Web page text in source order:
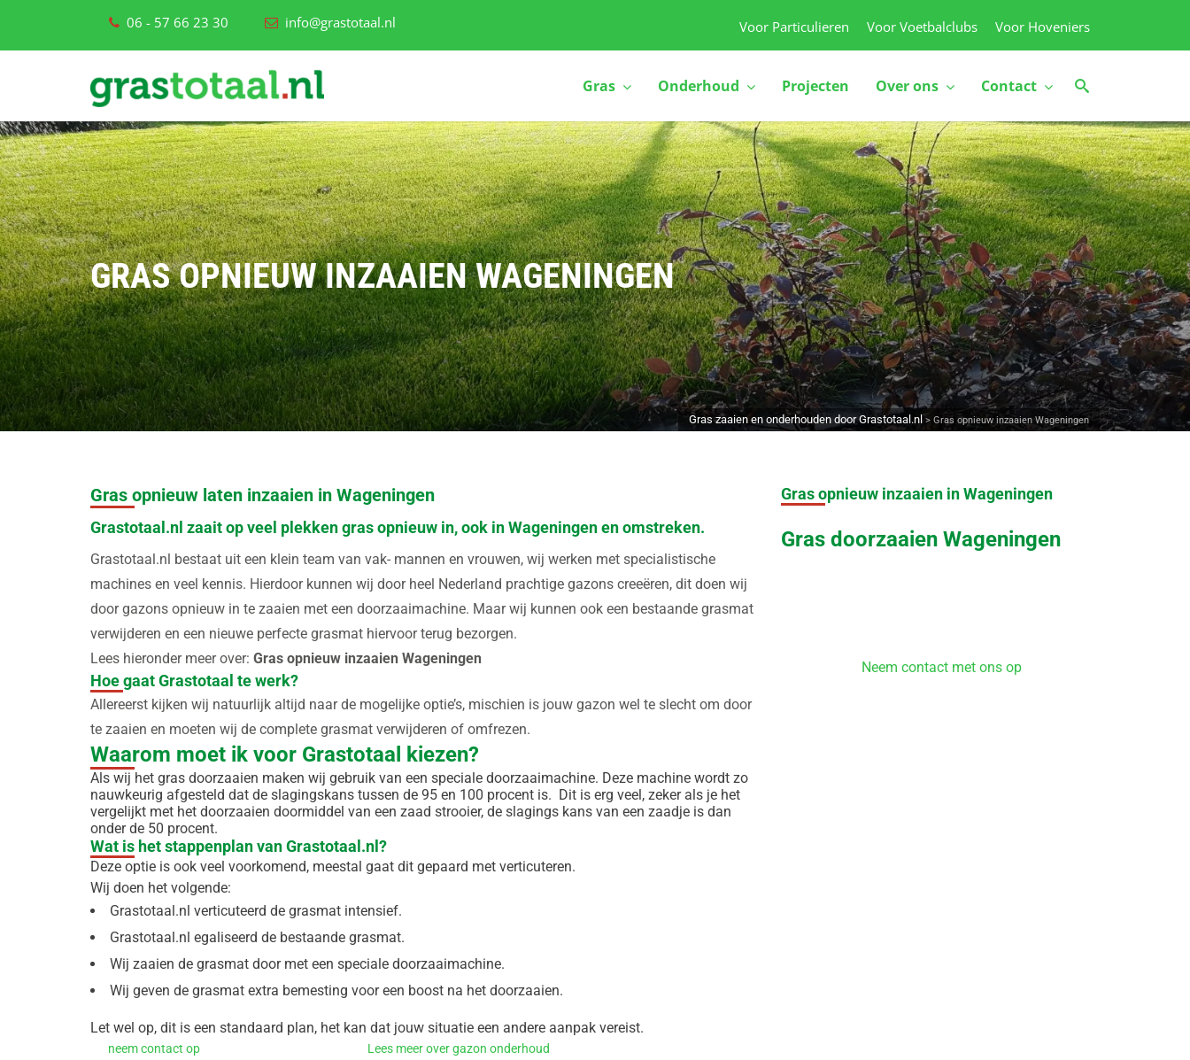
06 - 57 66 23 30 info@grastotaal.nl Voor Particulieren Voor Voetbalclubs Voor Hoveniers
Gras Onderhoud Projecten Over ons Contact
GRAS OPNIEUW INZAAIEN WAGENINGEN
Gras zaaien en onderhouden door Grastotaal.nl > Gras opnieuw inzaaien Wageningen
Gras opnieuw laten inzaaien in Wageningen
Grastotaal.nl zaait op veel plekken gras opnieuw in, ook in Wageningen en omstreken.
Grastotaal.nl bestaat uit een klein team van vak- mannen en vrouwen, wij werken met specialistische
machines en veel kennis. Hierdoor kunnen wij door heel Nederland prachtige gazons creeëren, dit doen wij
door gazons opnieuw in te zaaien met een doorzaaimachine. Maar wij kunnen ook een bestaande grasmat
verwijderen en een nieuwe perfecte grasmat hiervoor terug bezorgen.
Lees hieronder meer over: Gras opnieuw inzaaien Wageningen
Hoe gaat Grastotaal te werk?
Allereerst kijken wij natuurlijk altijd naar de mogelijke optie’s, mischien is jouw gazon wel te slecht om door
te zaaien en moeten wij de complete grasmat verwijderen of omfrezen.
Waarom moet ik voor Grastotaal kiezen?
Als wij het gras doorzaaien maken wij gebruik van een speciale doorzaaimachine. Deze machine wordt zo
nauwkeurig afgesteld dat de slagingskans tussen de 95 en 100 procent is. Dit is erg veel, zeker als je het
vergelijkt met het doorzaaien doormiddel van een zaad strooier, de slagings kans van een zaadje is dan
onder de 50 procent.
Wat is het stappenplan van Grastotaal.nl?
Deze optie is ook veel voorkomend, meestal gaat dit gepaard met verticuteren.
Wij doen het volgende:
Grastotaal.nl verticuteerd de grasmat intensief.
Grastotaal.nl egaliseerd de bestaande grasmat.
Wij zaaien de grasmat door met een speciale doorzaaimachine.
Wij geven de grasmat extra bemesting voor een boost na het doorzaaien.
Let wel op, dit is een standaard plan, het kan dat jouw situatie een andere aanpak vereist.
Gras opnieuw inzaaien in Wageningen
Gras doorzaaien Wageningen
Neem contact met ons op
neem contact op Lees meer over gazon onderhoud